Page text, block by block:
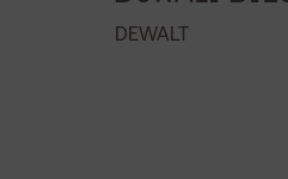
DEWALT